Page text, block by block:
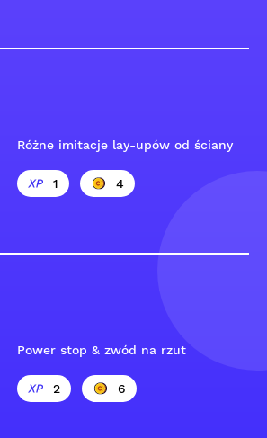
Różne imitacje lay-upów od ściany
1 4
Power stop & zwód na rzut
2 6